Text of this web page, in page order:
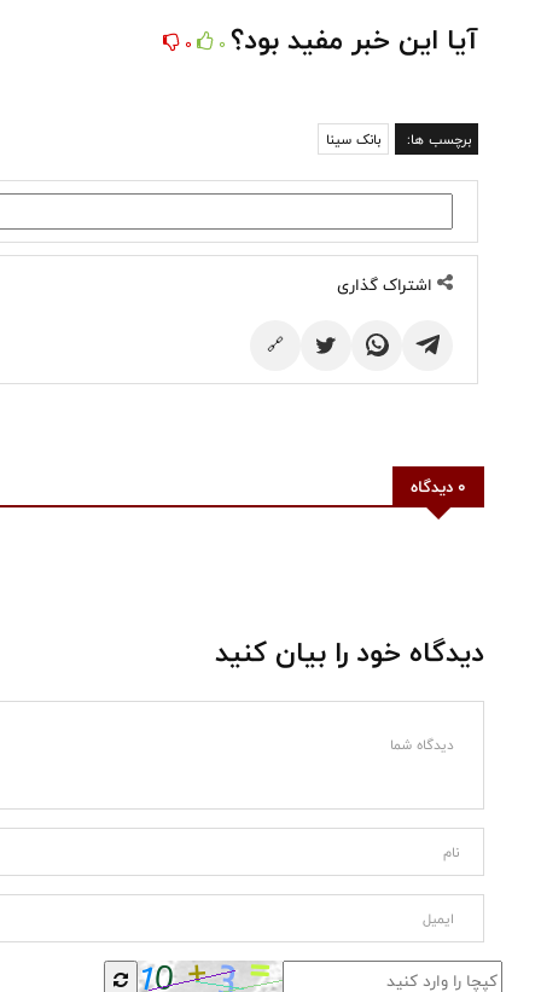
آیا این خبر مفید بود؟ 0
0
برچسب ها: بانک سینا
اشتراک گذاری
🔗
0 دیدگاه
دیدگاه خود را بیان کنید